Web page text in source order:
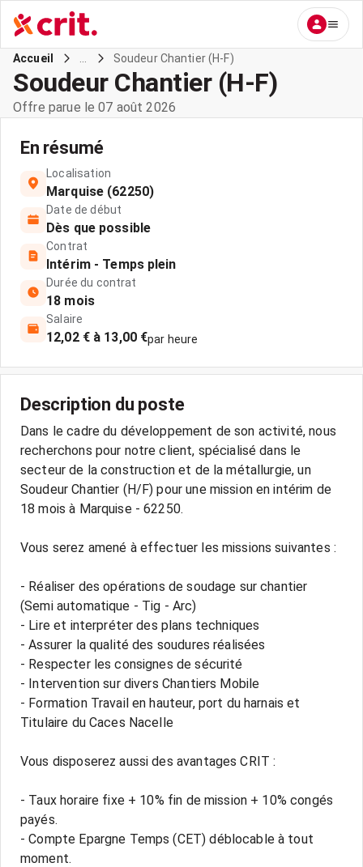
Accueil Soudeur Chantier (H-F)
Soudeur Chantier (H-F)
Offre parue le 07 août 2026
En résumé
Localisation
Marquise (62250)
Date de début
Dès que possible
Contrat
Intérim - Temps plein
Durée du contrat
18 mois
Salaire
12,02 € à 13,00 €par heure
Description du poste
Dans le cadre du développement de son activité, nous
recherchons pour notre client, spécialisé dans le
secteur de la construction et de la métallurgie, un
Soudeur Chantier (H/F) pour une mission en intérim de
18 mois à Marquise - 62250.
Vous serez amené à effectuer les missions suivantes :
- Réaliser des opérations de soudage sur chantier
(Semi automatique - Tig - Arc)
- Lire et interpréter des plans techniques
- Assurer la qualité des soudures réalisées
- Respecter les consignes de sécurité
- Intervention sur divers Chantiers Mobile
- Formation Travail en hauteur, port du harnais et
Titulaire du Caces Nacelle
Vous disposerez aussi des avantages CRIT :
- Taux horaire fixe + 10% fin de mission + 10% congés
payés.
- Compte Epargne Temps (CET) déblocable à tout
moment.